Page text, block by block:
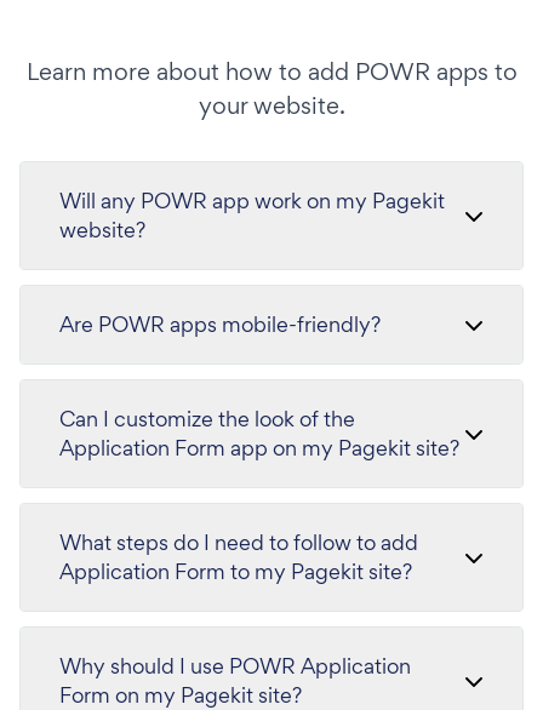
Learn more about how to add POWR apps to
your website.
Will any POWR app work on my Pagekit
website?
Are POWR apps mobile-friendly?
Can I customize the look of the
Application Form app on my Pagekit site?
What steps do I need to follow to add
Application Form to my Pagekit site?
Why should I use POWR Application
Form on my Pagekit site?